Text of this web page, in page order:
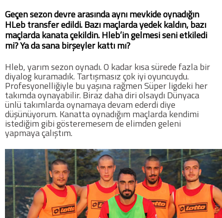
Geçen sezon devre arasında aynı mevkide oynadığın
HLeb transfer edildi. Bazı maçlarda yedek kaldın, bazı
maçlarda kanata çekildin. Hleb’in gelmesi seni etkiledi
mi? Ya da sana birşeyler kattı mı?
Hleb, yarım sezon oynadı. O kadar kısa sürede fazla bir
diyalog kuramadık. Tartışmasız çok iyi oyuncuydu.
Profesyonelliğiyle bu yaşına rağmen Süper ligdeki her
takımda oynayabilir. Biraz daha diri olsaydı Dünyaca
ünlü takımlarda oynamaya devam ederdi diye
düşünüyorum. Kanatta oynadığım maçlarda kendimi
istediğim gibi gösteremesem de elimden geleni
yapmaya çalıştım.